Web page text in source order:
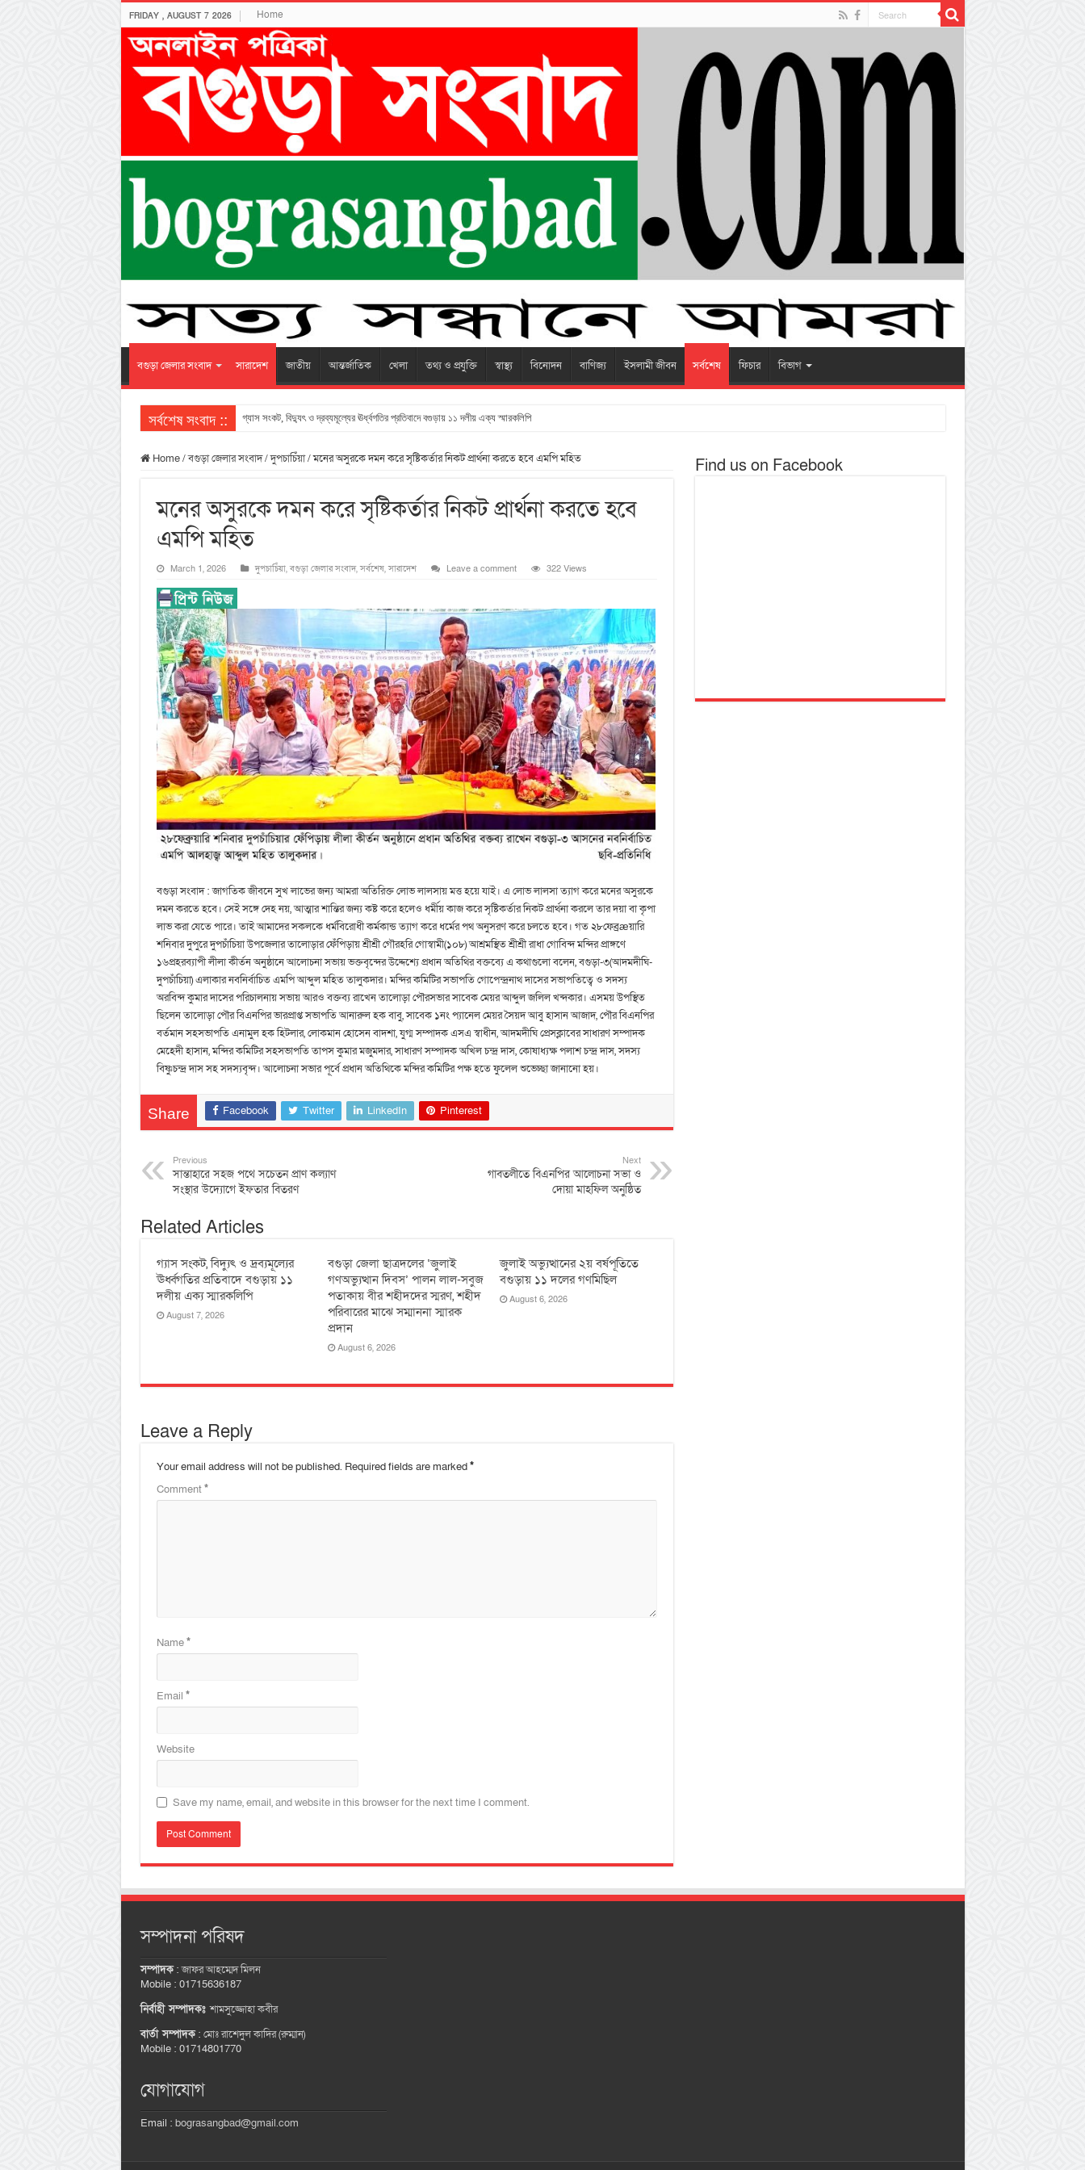
FRIDAY , AUGUST 7 2026 Home
বগুড়া জেলার সংবাদ সারাদেশ জাতীয় আন্তর্জাতিক খেলা তথ্য ও প্রযুক্তি স্বাস্থ্য বিনোদন বাণিজ্য ইসলামী জীবন সর্বশেষ ফিচার বিভাগ
সর্বশেষ সংবাদ :: গ্যাস সংকট, বিদ্যুৎ ও দ্রব্যমূল্যের ঊর্ধ্বগতির প্রতিবাদে বগুড়ায় ১১ দলীয় এক্য স্মারকলিপি
Home/বগুড়া জেলার সংবাদ/দুপচাচিঁয়া/মনের অসুরকে দমন করে সৃষ্টিকর্তার নিকট প্রার্থনা করতে হবে এমপি মহিত
মনের অসুরকে দমন করে সৃষ্টিকর্তার নিকট প্রার্থনা করতে হবে
এমপি মহিত
March 1, 2026 দুপচাচিঁয়া,বগুড়া জেলার সংবাদ,সর্বশেষ,সারাদেশ Leave a comment 322 Views
বগুড়া সংবাদ : জাগতিক জীবনে সুখ লাভের জন্য আমরা অতিরিক্ত লোভ লালসায় মত্ত হয়ে যাই। এ লোভ লালসা ত্যাগ করে মনের অসুরকে
দমন করতে হবে। সেই সঙ্গে দেহ নয়, আত্মার শান্তির জন্য কষ্ট করে হলেও ধর্মীয় কাজ করে সৃষ্টিকর্তার নিকট প্রার্থনা করলে তার দয়া বা কৃপা
লাভ করা যেতে পারে। তাই আমাদের সকলকে ধর্মবিরোধী কর্মকান্ড ত্যাগ করে ধর্মের পথ অনুসরণ করে চলতে হবে। গত ২৮ফেব্রæয়ারি
শনিবার দুপুরে দুপচাঁচিয়া উপজেলার তালোড়ার ফেঁপিড়ায় শ্রীশ্রী গৌরহরি গোস্বামী(১০৮) আশ্রমস্থিত শ্রীশ্রী রাধা গোবিন্দ মন্দির প্রাঙ্গণে
১৬প্রহরব্যাপী লীলা কীর্তন অনুষ্ঠানে আলোচনা সভায় ভক্তবৃন্দের উদ্দেশ্যে প্রধান অতিথির বক্তব্যে এ কথাগুলো বলেন, বগুড়া-৩(আদমদীঘি-
দুপচাঁচিয়া) এলাকার নবনির্বাচিত এমপি আব্দুল মহিত তালুকদার। মন্দির কমিটির সভাপতি গোপেন্দ্রনাথ দাসের সভাপতিত্বে ও সদস্য
অরবিন্দ কুমার দাসের পরিচালনায় সভায় আরও বক্তব্য রাখেন তালোড়া পৌরসভার সাবেক মেয়র আব্দুল জলিল খন্দকার। এসময় উপস্থিত
ছিলেন তালোড়া পৌর বিএনপির ভারপ্রাপ্ত সভাপতি আনারুল হক বাবু, সাবেক ১নং প্যানেল মেয়র সৈয়দ আবু হাসান আজাদ, পৌর বিএনপির
বর্তমান সহসভাপতি এনামুল হক হিটলার, লোকমান হোসেন বাদশা, যুগ্ম সম্পাদক এসএ স্বাধীন, আদমদীঘি প্রেসক্লাবের সাধারণ সম্পাদক
মেহেদী হাসান, মন্দির কমিটির সহসভাপতি তাপস কুমার মজুমদার, সাধারণ সম্পাদক অখিল চন্দ্র দাস, কোষাধ্যক্ষ পলাশ চন্দ্র দাস, সদস্য
বিষ্ণুচন্দ্র দাস সহ সদস্যবৃন্দ। আলোচনা সভার পূর্বে প্রধান অতিথিকে মন্দির কমিটির পক্ষ হতে ফুলেল শুভেচ্ছা জানানো হয়।
Share Facebook Twitter LinkedIn Pinterest
Previous
সান্তাহারে সহজ পথে সচেতন প্রাণ কল্যাণ
সংস্থার উদ্যোগে ইফতার বিতরণ
Next
গাবতলীতে বিএনপির আলোচনা সভা ও
দোয়া মাহফিল অনুষ্ঠিত
Related Articles
গ্যাস সংকট, বিদ্যুৎ ও দ্রব্যমূল্যের
ঊর্ধ্বগতির প্রতিবাদে বগুড়ায় ১১
দলীয় এক্য স্মারকলিপি
August 7, 2026
বগুড়া জেলা ছাত্রদলের ‘জুলাই
গণঅভ্যুত্থান দিবস’ পালন লাল-সবুজ
পতাকায় বীর শহীদদের স্মরণ, শহীদ
পরিবারের মাঝে সম্মাননা স্মারক
প্রদান
August 6, 2026
জুলাই অভ্যুত্থানের ২য় বর্ষপূতিতে
বগুড়ায় ১১ দলের গণমিছিল
August 6, 2026
Leave a Reply
Your email address will not be published. Required fields are marked*
Comment*
Name*
Email *
Website
Save my name, email, and website in this browser for the next time I comment.
Find us on Facebook
সম্পাদনা পরিষদ
সম্পাদক:জাফর আহম্মেদ মিলন
Mobile : 01715636187
নির্বাহী সম্পাদকঃশামসুজ্জোহা কবীর
বার্তা সম্পাদক: মোঃ রাশেদুল কাদির (রুম্মান)
Mobile : 01714801770
যোগাযোগ
Email : bograsangbad@gmail.com